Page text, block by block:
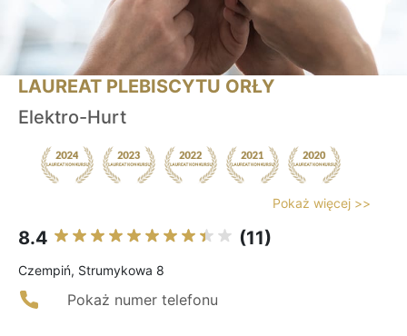
LAUREAT PLEBISCYTU ORŁY
Elektro-Hurt
Pokaż więcej >>
8.4 (11)
Czempiń, Strumykowa 8
Pokaż numer telefonu